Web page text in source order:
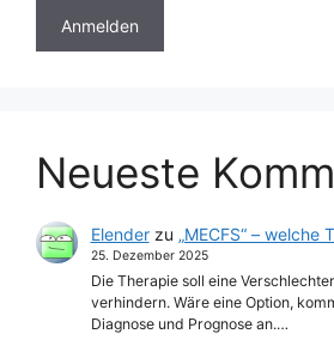
Neueste
Elenderzu „MECFS“ – welche
25. Dezember 2025
Die Therapie soll eine
verhindern. Wäre eine Option,
Diagnose und Prognose an.…